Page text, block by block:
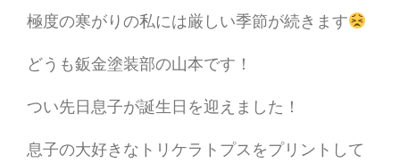
極度の寒がりの私には厳しい季節が続きます
どうも鈑金塗装部の山本です！
つい先日息子が誕生日を迎えました！
息子の大好きなトリケラトプスをプリントして